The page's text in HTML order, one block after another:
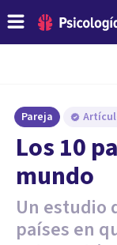
Pareja
Los 10
mundo
Un estudio
países en